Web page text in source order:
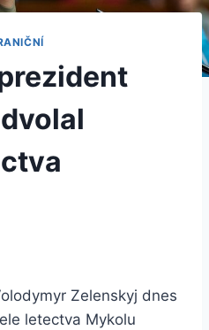
Zelenskyj dnes
letectva Mykolu